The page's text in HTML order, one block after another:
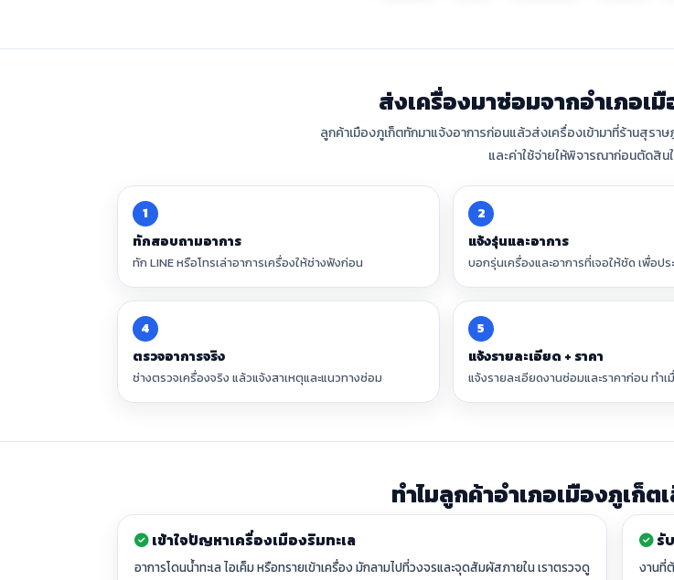
ส่งเครื่องมาซ่อมจากอำเภอเมื
ลูกค้าเมืองภูเก็ตทักมาแจ้งอาการก่อนแล้วส่งเครื่องเข้ามาที่ร้านสุราษ
และค่าใช้จ่ายให้พิจารณาก่อนตัดสิน
1
ทักสอบถามอาการ
ทัก LINE หรือโทรเล่าอาการเครื่องให้ช่างฟังก่อน
2
แจ้งรุ่นและอาการ
บอกรุ่นเครื่องและอาการที่เจอให้ชัด เพื่อปร
4
ตรวจอาการจริง
ช่างตรวจเครื่องจริง แล้วแจ้งสาเหตุและแนวทางซ่อม
5
แจ้งรายละเอียด + ราคา
แจ้งรายละเอียดงานซ่อมและราคาก่อน ทำ
ทำไมลูกค้าอำเภอเมืองภูเก็
เข้าใจปัญหาเครื่องเมืองริมทะเล
อาการโดนน้ำทะเล ไอเค็ม หรือทรายเข้าเครื่อง มักลามไปที่วงจรและจุดสัมผัสภายใน เราตรวจดู
รั
งานที่